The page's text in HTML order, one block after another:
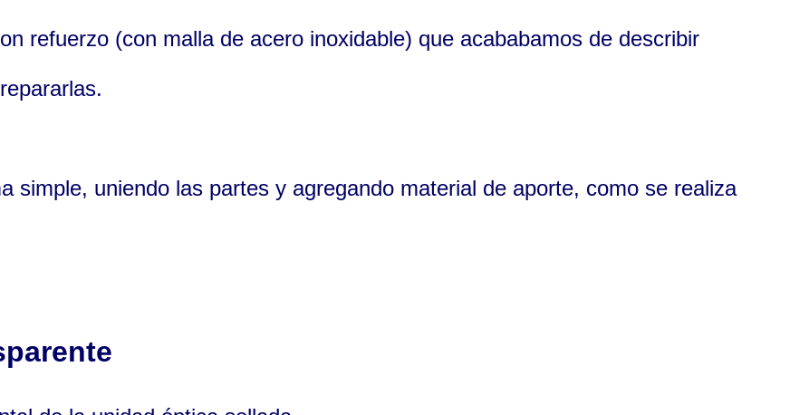
refuerzo (con malla de acero inoxidable) que acababamos de describir
simple, uniendo las partes y agregando material de aporte, como se realiza